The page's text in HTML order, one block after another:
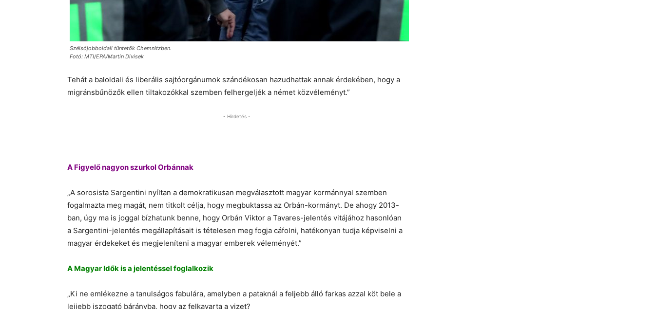
Szélsőjobboldali tüntetők Chemnitzben.
Fotó: MTI/EPA/Martin Divisek
Tehát a baloldali és liberális sajtóorgánumok szándékosan hazudhattak annak érdekében, hogy a
migránsbűnözők ellen tiltakozókkal szemben felhergeljék a német közvéleményt.”
- Hirdetés -
A Figyelő nagyon szurkol Orbánnak
„A sorosista Sargentini nyíltan a demokratikusan megválasztott magyar kormánnyal szemben
fogalmazta meg magát, nem titkolt célja, hogy megbuktassa az Orbán-kormányt. De ahogy 2013-
ban, úgy ma is joggal bízhatunk benne, hogy Orbán Viktor a Tavares-jelentés vitájához hasonlóan
a Sargentini-jelentés megállapításait is tételesen meg fogja cáfolni, hatékonyan tudja képviselni a
magyar érdekeket és megjeleníteni a magyar emberek véleményét.”
A Magyar Idők is a jelentéssel foglalkozik
„Ki ne emlékezne a tanulságos fabulára, amelyben a pataknál a feljebb álló farkas azzal köt bele a
lejjebb iszogató bárányba, hogy az felkavarta a vizet?